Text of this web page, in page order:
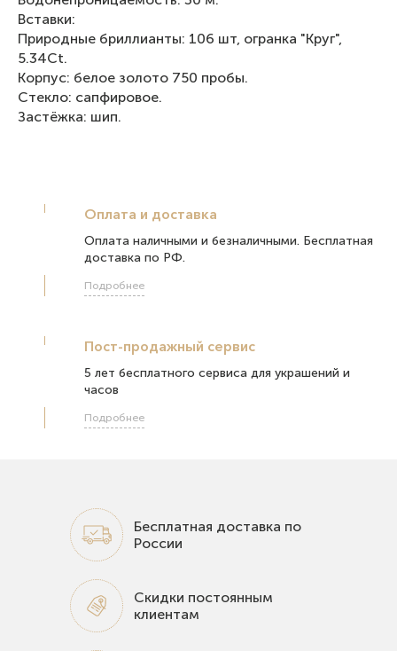
Вставки:
Природные бриллианты: 106 шт, огранка "Круг",
5.34Ct.
Корпус: белое золото 750 пробы.
Стекло: сапфировое.
Застёжка: шип.
Оплата и доставка
Оплата наличными и безналичными. Бесплатная
доставка по РФ.
Подробнее
Пост-продажный сервис
5 лет бесплатного сервиса для украшений и
часов
Подробнее
Бесплатная доставка по
России
Скидки постоянным
клиентам